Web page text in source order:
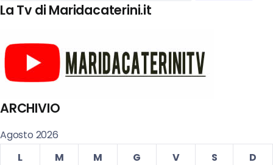
La Tv di Maridacaterini.it
ARCHIVIO
Agosto 2026
L
M M G V S
D